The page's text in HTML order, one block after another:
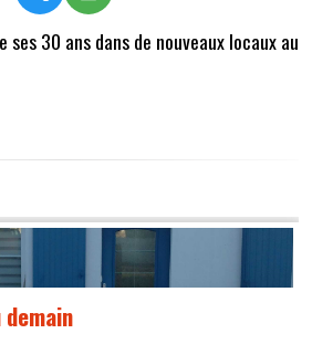
ses 30 ans dans de nouveaux locaux au